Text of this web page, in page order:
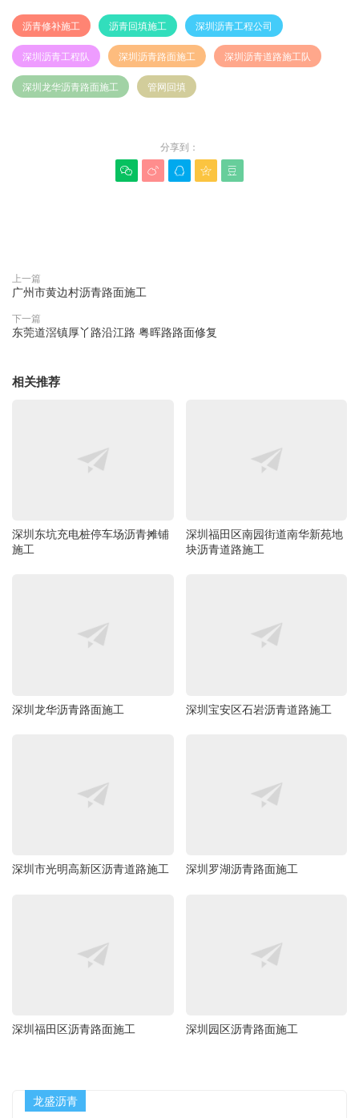
沥青修补施工 沥青回填施工 深圳沥青工程公司
深圳沥青工程队 深圳沥青路面施工 深圳沥青道路施工队
深圳龙华沥青路面施工 管网回填
分享到：
    
上一篇
广州市黄边村沥青路面施工
下一篇
东莞道滘镇厚丫路沿江路 粤晖路路面修复
相关推荐
深圳东坑充电桩停车场沥青摊铺
施工
深圳福田区南园街道南华新苑地
块沥青道路施工
深圳龙华沥青路面施工 深圳宝安区石岩沥青道路施工
深圳市光明高新区沥青道路施工 深圳罗湖沥青路面施工
深圳福田区沥青路面施工 深圳园区沥青路面施工
龙盛沥青